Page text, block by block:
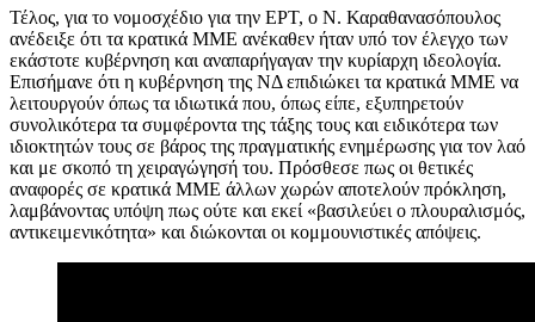
Τέλος, για το νομοσχέδιο για την ΕΡΤ, ο Ν. Καραθανασόπουλος
ανέδειξε ότι τα κρατικά ΜΜΕ ανέκαθεν ήταν υπό τον έλεγχο των
εκάστοτε κυβέρνηση και αναπαρήγαγαν την κυρίαρχη ιδεολογία.
Επισήμανε ότι η κυβέρνηση της ΝΔ επιδιώκει τα κρατικά ΜΜΕ να
λειτουργούν όπως τα ιδιωτικά που, όπως είπε, εξυπηρετούν
συνολικότερα τα συμφέροντα της τάξης τους και ειδικότερα των
ιδιοκτητών τους σε βάρος της πραγματικής ενημέρωσης για τον λαό
και με σκοπό τη χειραγώγησή του. Πρόσθεσε πως οι θετικές
αναφορές σε κρατικά ΜΜΕ άλλων χωρών αποτελούν πρόκληση,
λαμβάνοντας υπόψη πως ούτε και εκεί «βασιλεύει ο πλουραλισμός,
αντικειμενικότητα» και διώκονται οι κομμουνιστικές απόψεις.